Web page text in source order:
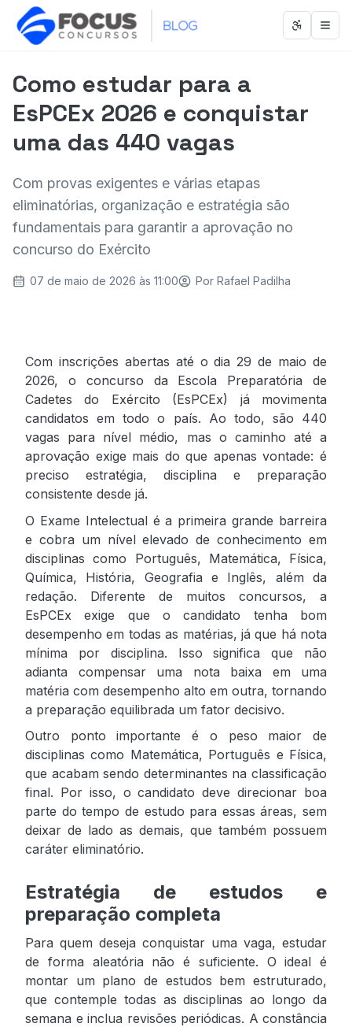
Abrir
Como estudar para a
EsPCEx 2026 e conquistar
uma das 440 vagas
Com provas exigentes e várias etapas
eliminatórias, organização e estratégia são
fundamentais para garantir a aprovação no
concurso do Exército
07 de maio de 2026 às 11:00 Por Rafael Padilha
Com inscrições abertas até o dia 29 de maio de
2026, o concurso da Escola Preparatória de
Cadetes do Exército (EsPCEx) já movimenta
candidatos em todo o país. Ao todo, são 440
vagas para nível médio, mas o caminho até a
aprovação exige mais do que apenas vontade: é
preciso estratégia, disciplina e preparação
consistente desde já.
O Exame Intelectual é a primeira grande barreira
e cobra um nível elevado de conhecimento em
disciplinas como Português, Matemática, Física,
Química, História, Geografia e Inglês, além da
redação. Diferente de muitos concursos, a
EsPCEx exige que o candidato tenha bom
desempenho em todas as matérias, já que há nota
mínima por disciplina. Isso significa que não
adianta compensar uma nota baixa em uma
matéria com desempenho alto em outra, tornando
a preparação equilibrada um fator decisivo.
Outro ponto importante é o peso maior de
disciplinas como Matemática, Português e Física,
que acabam sendo determinantes na classificação
final. Por isso, o candidato deve direcionar boa
parte do tempo de estudo para essas áreas, sem
deixar de lado as demais, que também possuem
caráter eliminatório.
Estratégia de estudos e
preparação completa
Para quem deseja conquistar uma vaga, estudar
de forma aleatória não é suficiente. O ideal é
montar um plano de estudos bem estruturado,
que contemple todas as disciplinas ao longo da
semana e inclua revisões periódicas. A constância